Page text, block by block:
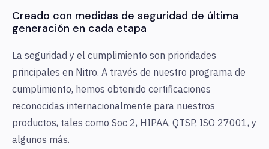
Creado con medidas de seguridad de última
generación en cada etapa
La seguridad y el cumplimiento son prioridades
principales en Nitro. A través de nuestro programa de
cumplimiento, hemos obtenido certificaciones
reconocidas internacionalmente para nuestros
productos, tales como Soc 2, HIPAA, QTSP, ISO 27001, y
algunos más.